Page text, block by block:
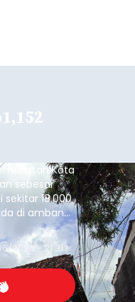
Kota
sebesar
sekitar 18.000
di ambang
ini diambil
pada
tidak
2026 - 21:31